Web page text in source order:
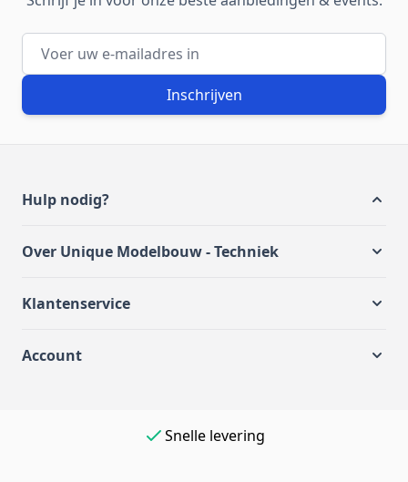
E-mailadres
Inschrijven
Hulp nodig?
Over Unique Modelbouw - Techniek
Klantenservice
Account
Eenvoudig online betalen